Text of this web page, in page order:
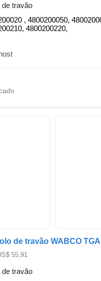
de travão
, 4800200050,
4800200220,
55,91
de travão